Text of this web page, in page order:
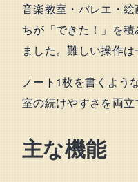
音楽教室・バレエ・
ちが「できた！」を
ました。難しい操作は
ノート1枚を書くよう
室の続けやすさを両立
主な機能